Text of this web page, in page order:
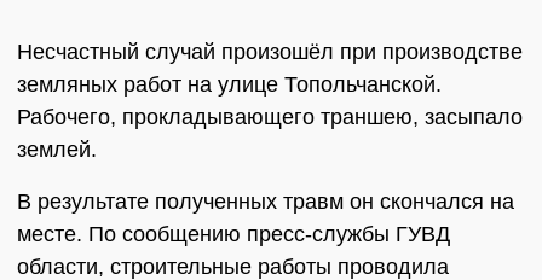
Несчастный случай произошёл при производстве
земляных работ на улице Топольчанской.
Рабочего, прокладывающего траншею, засыпало
землей.
В результате полученных травм он скончался на
месте. По сообщению пресс-службы ГУВД
области, строительные работы проводила